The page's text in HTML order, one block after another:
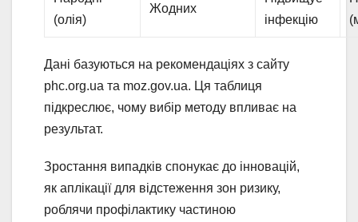
(олія)
Жодних
інфекцію
Дані базуються на рекомендаціях з сайту
phc.org.ua та moz.gov.ua. Ця таблиця
підкреслює, чому вибір методу впливає на
результат.
Зростання випадків спонукає до інновацій,
як аплікації для відстеження зон ризику,
роблячи профілактику частиною